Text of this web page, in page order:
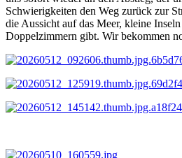
Schwierigkeiten den Weg zurück zur
die Aussicht auf das Meer, kleine
Doppelzimmern gibt. Wir bekommen